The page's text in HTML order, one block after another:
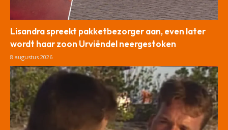
Lisandra spreekt pakketbezorger aan, even later
wordt haar zoon Urviëndel neergestoken
8 augustus 2026